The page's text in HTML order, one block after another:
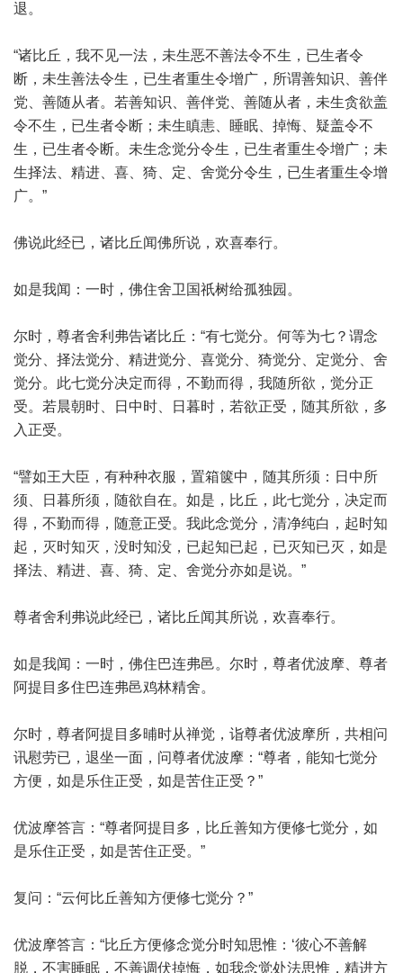
退。
“诸比丘，我不见一法，未生恶不善法令不生，已生者令
断，未生善法令生，已生者重生令增广，所谓善知识、善伴
党、善随从者。若善知识、善伴党、善随从者，未生贪欲盖
令不生，已生者令断；未生瞋恚、睡眠、掉悔、疑盖令不
生，已生者令断。未生念觉分令生，已生者重生令增广；未
生择法、精进、喜、猗、定、舍觉分令生，已生者重生令增
广。”
佛说此经已，诸比丘闻佛所说，欢喜奉行。
如是我闻：一时，佛住舍卫国祇树给孤独园。
尔时，尊者舍利弗告诸比丘：“有七觉分。何等为七？谓念
觉分、择法觉分、精进觉分、喜觉分、猗觉分、定觉分、舍
觉分。此七觉分决定而得，不勤而得，我随所欲，觉分正
受。若晨朝时、日中时、日暮时，若欲正受，随其所欲，多
入正受。
“譬如王大臣，有种种衣服，置箱箧中，随其所须：日中所
须、日暮所须，随欲自在。如是，比丘，此七觉分，决定而
得，不勤而得，随意正受。我此念觉分，清净纯白，起时知
起，灭时知灭，没时知没，已起知已起，已灭知已灭，如是
择法、精进、喜、猗、定、舍觉分亦如是说。”
尊者舍利弗说此经已，诸比丘闻其所说，欢喜奉行。
如是我闻：一时，佛住巴连弗邑。尔时，尊者优波摩、尊者
阿提目多住巴连弗邑鸡林精舍。
尔时，尊者阿提目多晡时从禅觉，诣尊者优波摩所，共相问
讯慰劳已，退坐一面，问尊者优波摩：“尊者，能知七觉分
方便，如是乐住正受，如是苦住正受？”
优波摩答言：“尊者阿提目多，比丘善知方便修七觉分，如
是乐住正受，如是苦住正受。”
复问：“云何比丘善知方便修七觉分？”
优波摩答言：“比丘方便修念觉分时知思惟：‘彼心不善解
脱，不害睡眠，不善调伏掉悔，如我念觉处法思惟，精进方